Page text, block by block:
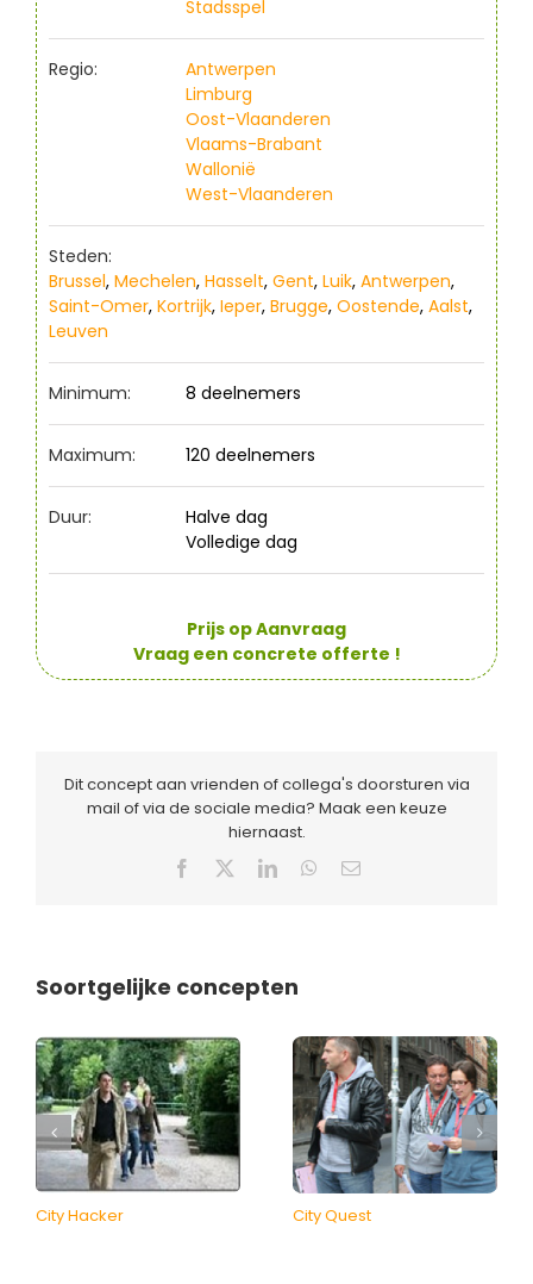
Stadsspel
Regio:
Antwerpen
Limburg
Oost-Vlaanderen
Vlaams-Brabant
Wallonië
West-Vlaanderen
Steden:
Brussel, Mechelen, Hasselt, Gent, Luik, Antwerpen,
Saint-Omer, Kortrijk, Ieper, Brugge, Oostende, Aalst,
Leuven
Minimum: 8 deelnemers
Maximum: 120 deelnemers
Duur:
Halve dag
Volledige dag
Prijs op Aanvraag
Vraag een concrete offerte !
Dit concept aan vrienden of collega's doorsturen via
mail of via de sociale media? Maak een keuze
hiernaast.
Facebook LinkedInWhatsApp
E-
Soortgelijke concepten
City Hacker City Quest